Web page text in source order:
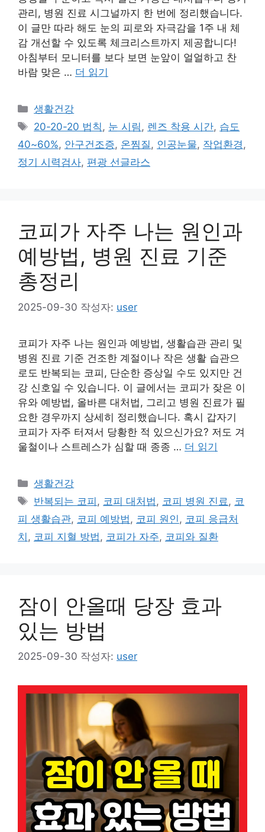
관리, 병원 진료 시그널까지 한 번에 정리했습니다.
이 글만 따라 해도 눈의 피로와 자극감을 1주 내 체
감 개선할 수 있도록 체크리스트까지 제공합니다!
아침부터 모니터를 보다 보면 눈앞이 얼얼하고 찬
바람 맞은 … 더 읽기
카
테
리
생활건강
태
그
20-20-20 법칙, 눈 시림, 렌즈 착용 시간, 습도
40~60%, 안구건조증, 온찜질, 인공눈물, 작업환경,
정기 시력검사, 편광 선글라스
코피가 자주 나는 원인과
예방법, 병원 진료 기준
총정리
2025-09-30 작성자: user
코피가 자주 나는 원인과 예방법, 생활습관 관리 및
병원 진료 기준 건조한 계절이나 작은 생활 습관으
로도 반복되는 코피, 단순한 증상일 수도 있지만 건
강 신호일 수 있습니다. 이 글에서는 코피가 잦은 이
유와 예방법, 올바른 대처법, 그리고 병원 진료가 필
요한 경우까지 상세히 정리했습니다. 혹시 갑자기
코피가 자주 터져서 당황한 적 있으신가요? 저도 겨
울철이나 스트레스가 심할 때 종종 … 더 읽기
카
테
리
생활건강
태
그
반복되는 코피 , 코피 대처법 , 코피 병원 진료 , 코
피 생활습관, 코피 예방법 , 코피 원인 , 코피 응급처
치 , 코피 지혈 방법 , 코피가 자주, 코피와 질환
잠이 안올때 당장 효과
있는 방법
2025-09-30 작성자: user